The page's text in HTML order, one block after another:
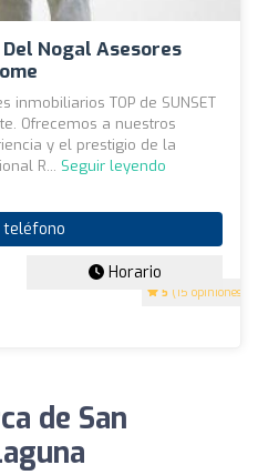
Nogal Asesores
5 (15 opiniones)
inmobiliarios TOP de SUNSET
Ofrecemos a nuestros
y el prestigio de la
R... Seguir leyendo
teléfono
Horario
de San